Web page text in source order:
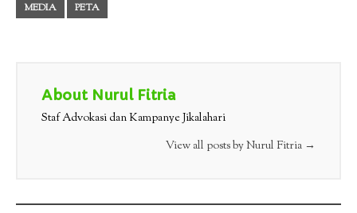
MEDIA
PETA
About Nurul Fitria
Staf Advokasi dan Kampanye Jikalahari
View all posts by Nurul Fitria →